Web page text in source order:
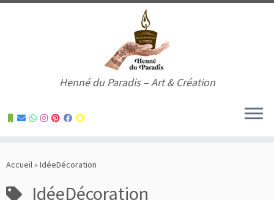
to
Henné du Paradis – Art & Création
Accueil» IdéeDécoration
IdéeDécoration